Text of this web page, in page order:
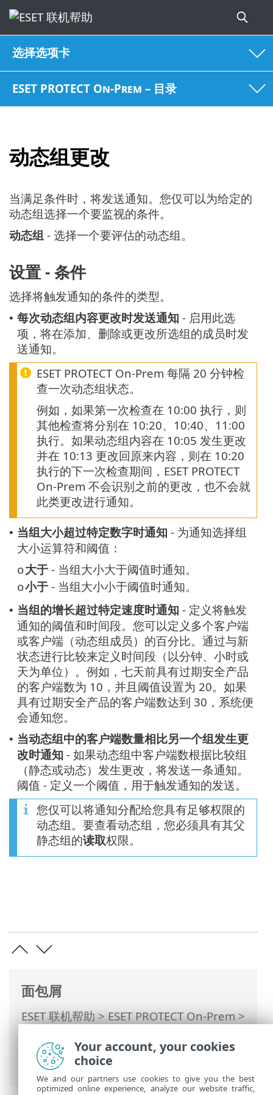
选择选项卡
ESET PROTECT On-Prem – 目录
动态组更改
面包屑
ESET 联机帮助>ESET PROTECT On-Prem>
PROTECT On-Prem 主菜单 >通知>管理通
> 动态组更改
当满足条件时，将发送通知。您仅可以为给定的
动态组选择一个要监视的条件。
动态组 - 选择一个要评估的动态组。
设置 - 条件
选择将触发通知的条件的类型。
• 每次动态组内容更改时发送通知 - 启用此选
项，将在添加、删除或更改所选组的成员时发
送通知。
ESET PROTECT On-Prem 每隔 20 分钟检
查一次动态组状态。
例如，如果第一次检查在 10:00 执行，则
其他检查将分别在 10:20、10:40、11:00
执行。如果动态组内容在 10:05 发生更改
并在 10:13 更改回原来内容，则在 10:20
执行的下一次检查期间，ESET PROTECT
On-Prem 不会识别之前的更改，也不会就
此类更改进行通知。
• 当组大小超过特定数字时通知 - 为通知选择组
大小运算符和阈值：
o大于 - 当组大小大于阈值时通知。
o小于 - 当组大小小于阈值时通知。
• 当组的增长超过特定速度时通知 - 定义将触发
通知的阈值和时间段。您可以定义多个客户端
或客户端（动态组成员）的百分比。通过与新
状态进行比较来定义时间段（以分钟、小时或
天为单位）。例如，七天前具有过期安全产品
的客户端数为 10，并且阈值设置为 20。如果
具有过期安全产品的客户端数达到 30，系统便
会通知您。
• 当动态组中的客户端数量相比另一个组发生更
改时通知 - 如果动态组中客户端数根据比较组
（静态或动态）发生更改，将发送一条通知。
阈值 - 定义一个阈值，用于触发通知的发送。
您仅可以将通知分配给您具有足够权限的
动态组。要查看动态组，您必须具有其父
静态组的读取权限。
Your account, your cookies
choice
We and our partners use cookies to give you the best
optimized online experience, analyze our website traffic,